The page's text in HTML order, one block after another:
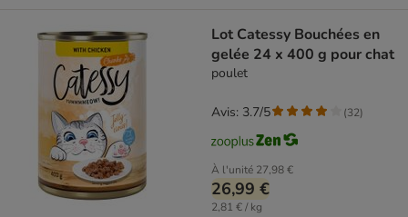
Lot Catessy Bouchées en
gelée 24 x 400 g pour chat
poulet
À l'unité 27,98 €
26,99 €
2,81 € / kg
Avis: 3.7/5 (32)